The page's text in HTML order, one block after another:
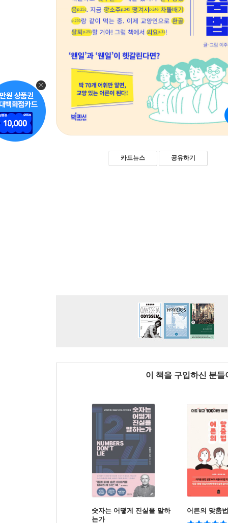
카드뉴스 공유하기
이 책을 구입하신 분
숫자는 어떻게 진실을 말하
는가
어른의 맞춤법